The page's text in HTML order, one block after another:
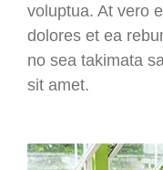
voluptua. At vero
dolores et ea
no sea takimata
sit amet.